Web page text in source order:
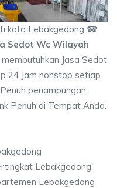
kota Lebakgedong ☎
Sedot Wc Wilayah
Jasa Sedot
24 Jam nonstop setiap
penampungan
Penuh di Tempat Anda.
Lebakgedong
Lebakgedong